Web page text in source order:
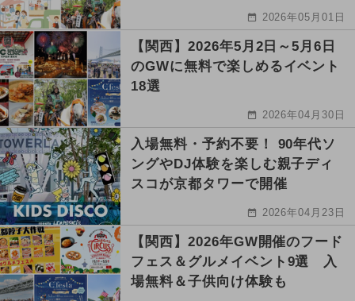
2026年05月01日
【関西】2026年5月2日～5月6日
のGWに無料で楽しめるイベント
18選
2026年04月30日
入場無料・予約不要！ 90年代ソ
ングやDJ体験を楽しむ親子ディ
スコが京都タワーで開催
2026年04月23日
【関西】2026年GW開催のフード
フェス＆グルメイベント9選 入
場無料＆子供向け体験も